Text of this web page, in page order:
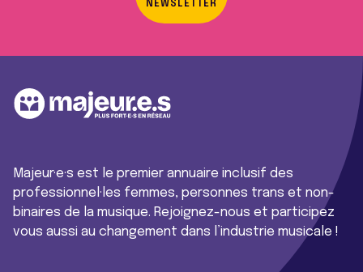
NEWSLETTER
Majeur·e·s est le premier annuaire inclusif des
professionnel·les femmes, personnes trans et non-
binaires de la musique. Rejoignez-nous et participez
vous aussi au changement dans l’industrie musicale !